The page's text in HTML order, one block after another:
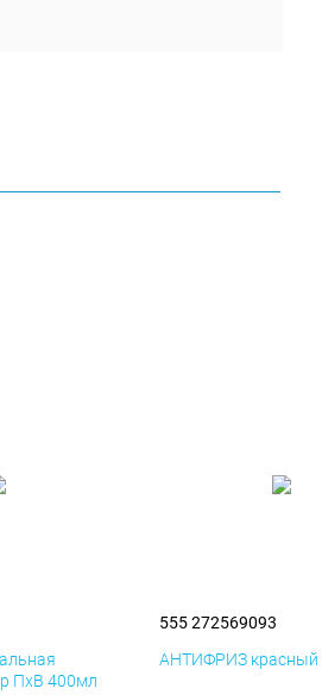
ПхВ 400мл
555 272569093
АНТИФРИЗ красный